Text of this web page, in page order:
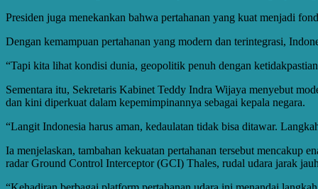
Presiden juga menekankan bahwa pertahanan yang kuat menjadi
Dengan kemampuan pertahanan yang modern dan terintegrasi,
“Tapi kita lihat kondisi dunia, geopolitik penuh dengan
Sementara itu, Sekretaris Kabinet Teddy Indra Wijaya menyebut
dan kini diperkuat dalam kepemimpinannya sebagai kepala negara.
“Langit Indonesia harus aman, kedaulatan tidak bisa ditawar.
Ia menjelaskan, tambahan kekuatan pertahanan tersebut mencakup
radar Ground Control Interceptor (GCI) Thales, rudal udara jarak